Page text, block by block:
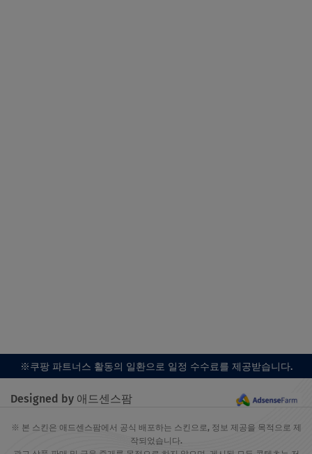
※쿠팡 파트너스 활동의 일환으로 일정 수수료를 제공받습니다.
Designed by 애드센스팜
※ 본 스킨은 애드센스팜에서 공식 배포하는 스킨으로, 정보 제공을 목적으로 제
작되었습니다.